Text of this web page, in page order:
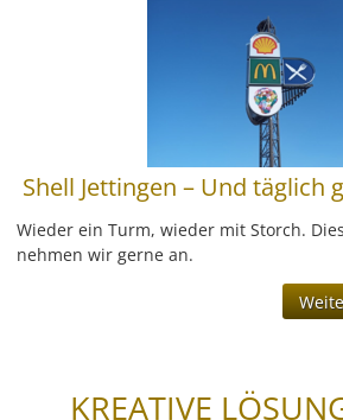
Glasveredelung
Shell Jettingen – Und täglich
Wieder ein Turm, wieder mit Storch.
nehmen wir gerne an.
KREATIVE